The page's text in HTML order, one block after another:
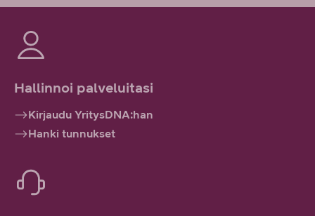
Hallinnoi palveluitasi
Kirjaudu YritysDNA:han
Hanki tunnukset